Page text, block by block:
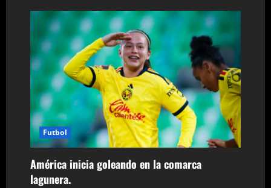
n
t
r
a
d
a
s
Futbol
América inicia goleando en la comarca
lagunera.